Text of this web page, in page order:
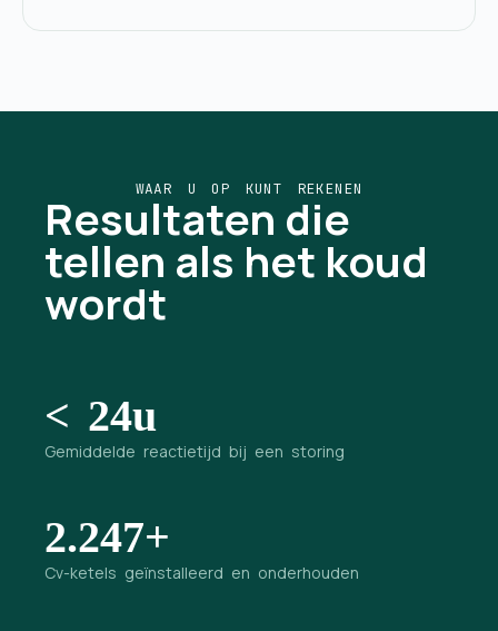
WAAR U OP KUNT REKENEN
Resultaten die
tellen als het koud
wordt
< 24u
Gemiddelde reactietijd bij een storing
2.247+
Cv-ketels geïnstalleerd en onderhouden